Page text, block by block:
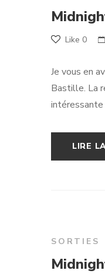
Like 0
Je vous en
Bastille. La
intéressante
LIRE
SORTIES